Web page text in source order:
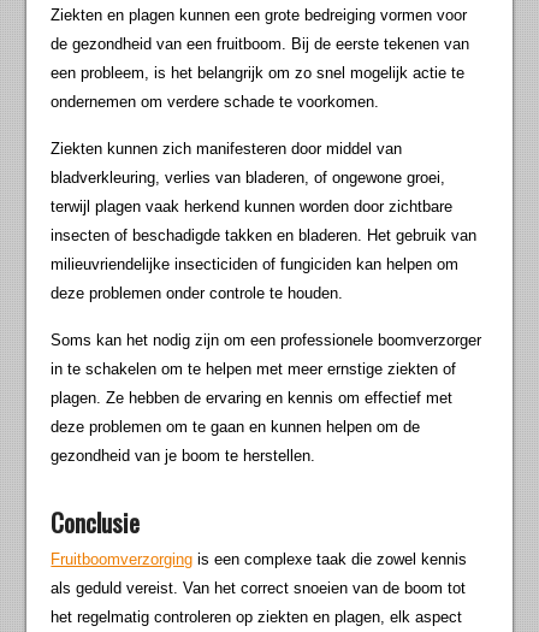
Ziekten en plagen kunnen een grote bedreiging vormen voor
de gezondheid van een fruitboom. Bij de eerste tekenen van
een probleem, is het belangrijk om zo snel mogelijk actie te
ondernemen om verdere schade te voorkomen.
Ziekten kunnen zich manifesteren door middel van
bladverkleuring, verlies van bladeren, of ongewone groei,
terwijl plagen vaak herkend kunnen worden door zichtbare
insecten of beschadigde takken en bladeren. Het gebruik van
milieuvriendelijke insecticiden of fungiciden kan helpen om
deze problemen onder controle te houden.
Soms kan het nodig zijn om een professionele boomverzorger
in te schakelen om te helpen met meer ernstige ziekten of
plagen. Ze hebben de ervaring en kennis om effectief met
deze problemen om te gaan en kunnen helpen om de
gezondheid van je boom te herstellen.
Conclusie
Fruitboomverzorging is een complexe taak die zowel kennis
als geduld vereist. Van het correct snoeien van de boom tot
het regelmatig controleren op ziekten en plagen, elk aspect